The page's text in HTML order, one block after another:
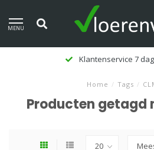
MENU
Klantenservice 7
Home / Tags /
Producten getagd